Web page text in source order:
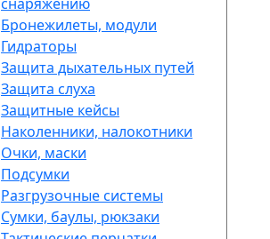
Бронежилеты, модули
Гидраторы
Защита дыхательных путей
Защита слуха
Защитные кейсы
Наколенники, налокотники
Очки, маски
Подсумки
Разгрузочные системы
Сумки, баулы, рюкзаки